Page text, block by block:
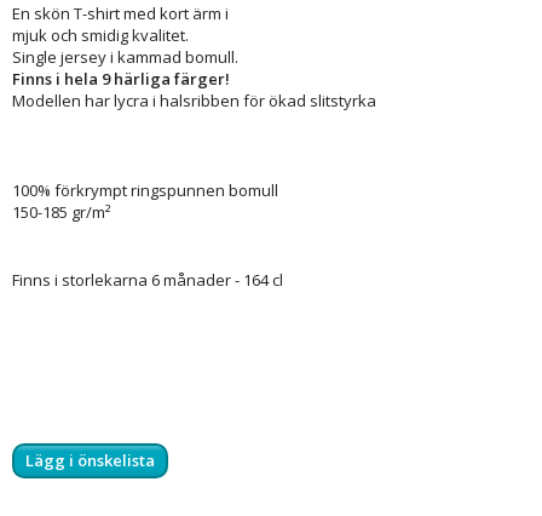
En skön T-shirt med kort ärm i
mjuk och smidig kvalitet.
Single jersey i kammad bomull.
Finns i hela 9 härliga färger!
Modellen har lycra i halsribben för ökad slitstyrka
100% förkrymptringspunnen bomull
150-185 gr/m²
Finns i storlekarna 6 månader - 164 cl
Lägg i önskelista